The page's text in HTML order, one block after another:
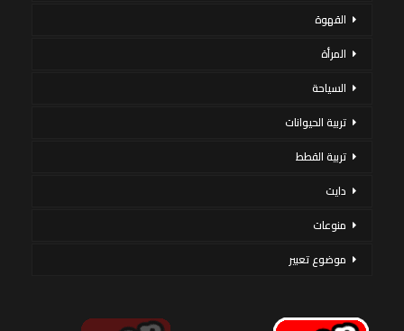
القهوة
المرأة
السياحة
تربية الحيوانات
تربية القطط
دايت
منوعات
موضوع تعبير